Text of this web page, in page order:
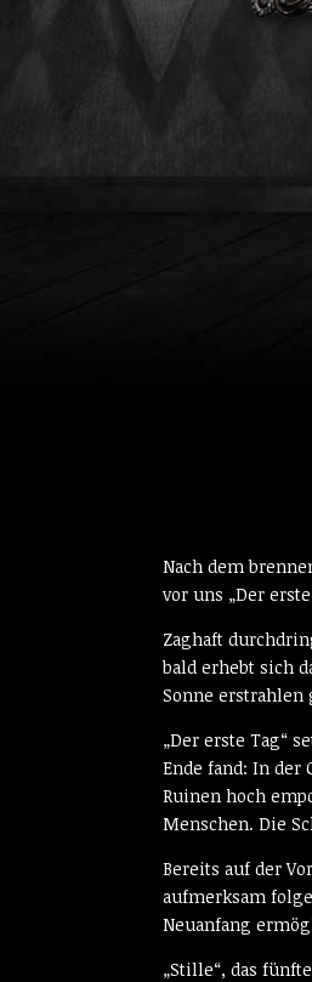
Nach dem
vor uns „Der erste
Zaghaft
bald erhebt sich
Sonne
„Der erste Tag“
Ende fand: In der
Ruinen hoch
Menschen. Die
Bereits auf der
aufmerksam
Neuanfang
„Stille“, das